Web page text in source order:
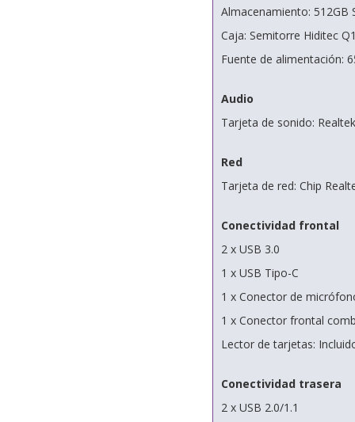
Almacenamiento: 512GB
Caja: Semitorre Hiditec
Fuente de alimentación:
Audio
Tarjeta de sonido:
Red
Tarjeta de red: Chip
Conectividad frontal
2 x USB 3.0
1 x USB Tipo-C
1 x Conector de
1 x Conector frontal
Lector de tarjetas:
Conectividad trasera
2 x USB 2.0/1.1